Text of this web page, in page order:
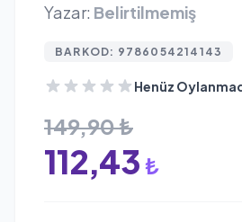
Yazar: Belirtilmemiş
BARKOD: 9786054214143
Henüz
149,90 ₺
112,43 ₺